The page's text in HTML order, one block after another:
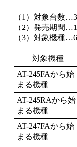
（1）対象台数
（2）発売期間
（3）対象機種
対象機種
AT-245FAから始
まる機種
AT-245RAから始
まる機種
AT-247FAから始
まる機種